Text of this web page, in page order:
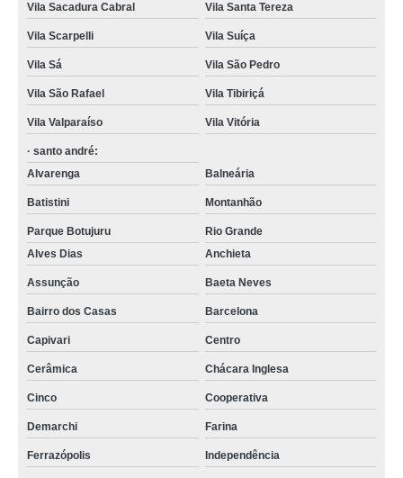
Vila Sacadura Cabral Vila Santa Tereza
Vila Scarpelli Vila Suíça
Vila Sá Vila São Pedro
Vila São Rafael Vila Tibiriçá
Vila Valparaíso Vila Vitória
· santo andré:
Alvarenga
Balneária
Batistini Montanhão
Parque Botujuru
Rio Grande
Alves Dias
Anchieta
Assunção Baeta Neves
Bairro dos Casas Barcelona
Capivari Centro
Cerâmica Chácara Inglesa
Cinco Cooperativa
Demarchi Farina
Ferrazópolis Independência